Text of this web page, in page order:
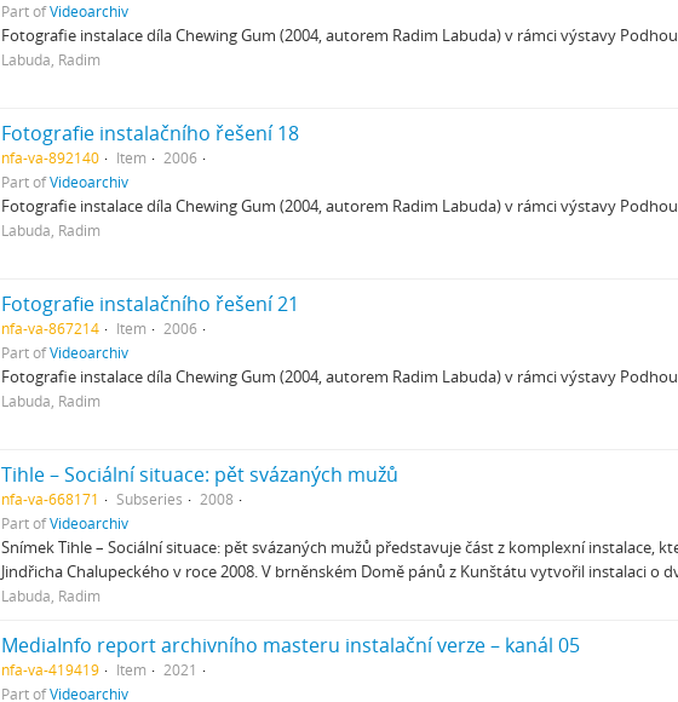
Part ofVideoarchiv
Fotografie instalace díla Chewing Gum (2004, autorem Radim Labuda) v rámci výstavy
Labuda, Radim
Fotografie instalačního řešení 18
nfa-va-892140 Item
2006
Part ofVideoarchiv
Fotografie instalace díla Chewing Gum (2004, autorem Radim Labuda) v rámci výstavy
Labuda, Radim
Fotografie instalačního řešení 21
nfa-va-867214 Item
2006
Part ofVideoarchiv
Fotografie instalace díla Chewing Gum (2004, autorem Radim Labuda) v rámci výstavy
Labuda, Radim
Tihle – Sociální situace: pět svázaných mužů
nfa-va-668171 Subseries
2008
Part ofVideoarchiv
Snímek Tihle – Sociální situace: pět svázaných mužů představuje část z komplexní instalace,
Jindřicha Chalupeckého v roce 2008. V brněnském Domě pánů z Kunštátu vytvořil instalaci o
Labuda, Radim
MediaInfo report archivního masteru instalační verze – kanál 05
nfa-va-419419 Item
2021
Part ofVideoarchiv